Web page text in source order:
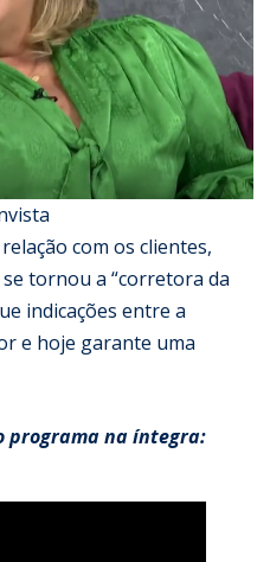
com os clientes,
tornou a “corretora da
indicações entre a
e hoje garante uma
programa na íntegra: